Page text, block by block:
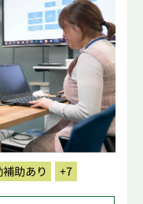
助あり +7